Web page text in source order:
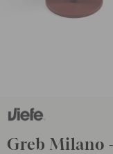
Greb Milano